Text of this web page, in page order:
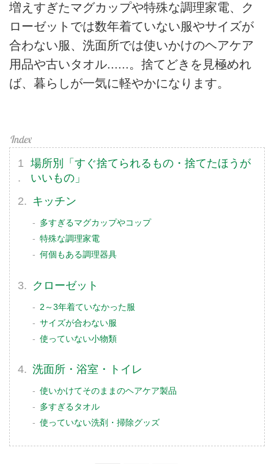
増えすぎたマグカップや特殊な調理家電、ク
ローゼットでは数年着ていない服やサイズが
合わない服、洗面所では使いかけのヘアケア
用品や古いタオル......。捨てどきを見極めれ
ば、暮らしが一気に軽やかになります。
場所別「すぐ捨てられるもの・捨てたほうが
いいもの」
キッチン
多すぎるマグカップやコップ
特殊な調理家電
何個もある調理器具
クローゼット
2～3年着ていなかった服
サイズが合わない服
使っていない小物類
洗面所・浴室・トイレ
使いかけてそのままのヘアケア製品
多すぎるタオル
使っていない洗剤・掃除グッズ